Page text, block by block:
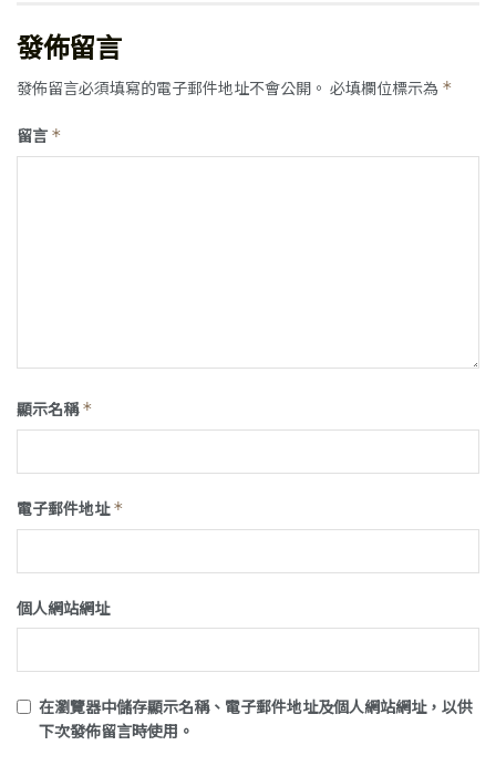
發佈留言
發佈留言必須填寫的電子郵件地址不會公開。 必填欄位標示為 *
留言 *
顯示名稱*
電子郵件地址*
個人網站網址
在瀏覽器中儲存顯示名稱、電子郵件地址及個人網站網址，以供
下次發佈留言時使用。